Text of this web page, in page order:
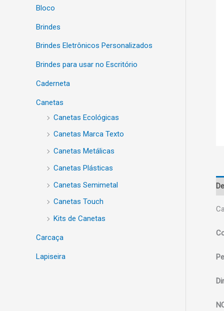
Bloco
Brindes
Brindes Eletrônicos Personalizados
Brindes para usar no Escritório
Caderneta
Canetas
Canetas Ecológicas
Canetas Marca Texto
Canetas Metálicas
Canetas Plásticas
Canetas Semimetal
Canetas Touch
Kits de Canetas
Carcaça
Lapiseira